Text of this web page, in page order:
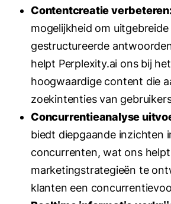
Contentcreatie
mogelijkheid om uitgebreide
gestructureerde
helpt Perplexity.ai ons bij
hoogwaardige content die
zoekintenties van
Concurrentieanalyse
biedt diepgaande inzichten
concurrenten, wat ons
marketingstrategieën te
klanten een